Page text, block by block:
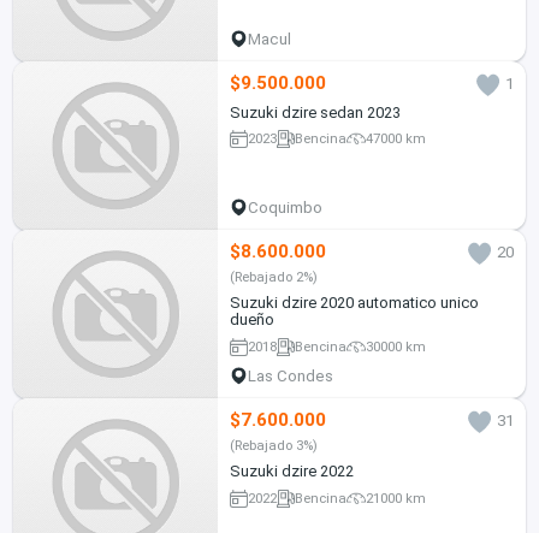
Macul
$9.500.000
1
Suzuki dzire sedan 2023
2023 Bencina 47000 km
Coquimbo
$8.600.000 20
(Rebajado 2%)
Suzuki dzire 2020 automatico unico
dueño
2018 Bencina 30000 km
Las Condes
$7.600.000 31
(Rebajado 3%)
Suzuki dzire 2022
2022 Bencina 21000 km